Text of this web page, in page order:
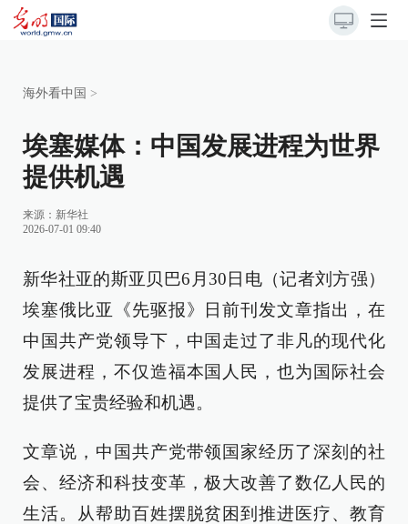
海外看中国 >
埃塞媒体：中国发展进程为世界
提供机遇
来源： 新华社
2026-07-01 09:40
新华社亚的斯亚贝巴6月30日电（记者刘方强）
埃塞俄比亚《先驱报》日前刊发文章指出，在
中国共产党领导下，中国走过了非凡的现代化
发展进程，不仅造福本国人民，也为国际社会
提供了宝贵经验和机遇。
文章说，中国共产党带领国家经历了深刻的社
会、经济和科技变革，极大改善了数亿人民的
生活。从帮助百姓摆脱贫困到推进医疗、教育